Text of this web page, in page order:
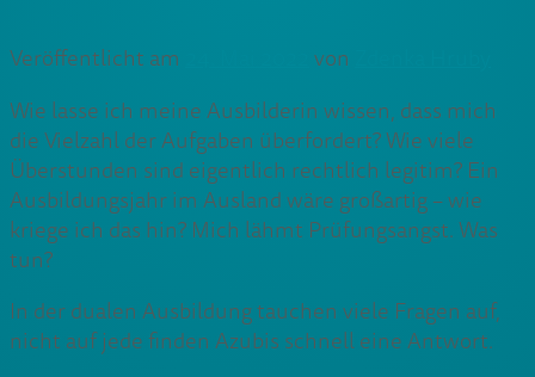
Veröffentlicht am von
Wie lasse ich meine Ausbilderin wissen, dass mich
die Vielzahl der Aufgaben überfordert? Wie viele
Überstunden sind eigentlich rechtlich legitim? Ein
Ausbildungsjahr im Ausland wäre großartig – wie
kriege ich das hin? Mich lähmt Prüfungsangst. Was
tun?
In der dualen Ausbildung tauchen viele Fragen auf,
nicht auf jede finden Azubis schnell eine Antwort.